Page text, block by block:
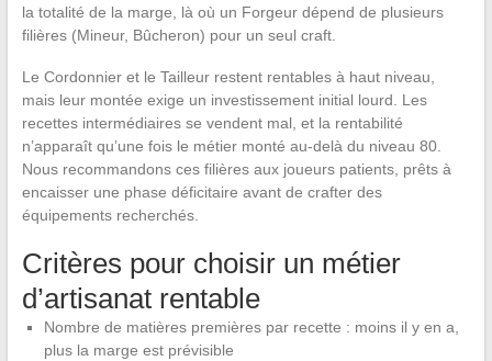
la totalité de la marge, là où un Forgeur dépend de plusieurs
filières (Mineur, Bûcheron) pour un seul craft.
Le Cordonnier et le Tailleur restent rentables à haut niveau,
mais leur montée exige un investissement initial lourd. Les
recettes intermédiaires se vendent mal, et la rentabilité
n’apparaît qu’une fois le métier monté au-delà du niveau 80.
Nous recommandons ces filières aux joueurs patients, prêts à
encaisser une phase déficitaire avant de crafter des
équipements recherchés.
Critères pour choisir un métier
d’artisanat rentable
Nombre de matières premières par recette : moins il y en a,
plus la marge est prévisible